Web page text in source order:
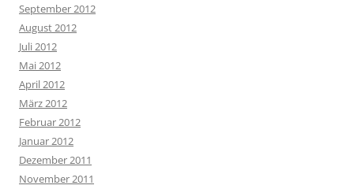
September 2012
August 2012
Juli 2012
Mai 2012
April 2012
März 2012
Februar 2012
Januar 2012
Dezember 2011
November 2011